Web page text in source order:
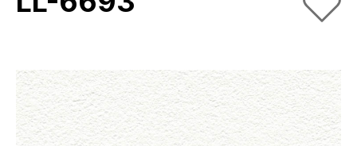
商品を探す
商品を探す トップ
カタログ一覧